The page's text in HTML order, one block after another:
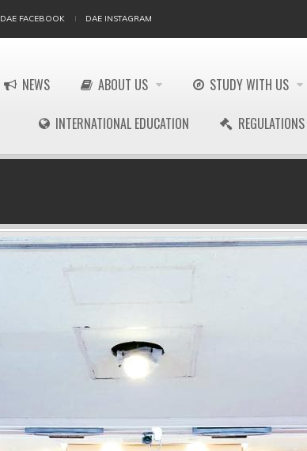
DAE FACEBOOK DAE INSTAGRAM
NEWS ABOUT US STUDY WITH US
INTERNATIONAL EDUCATION